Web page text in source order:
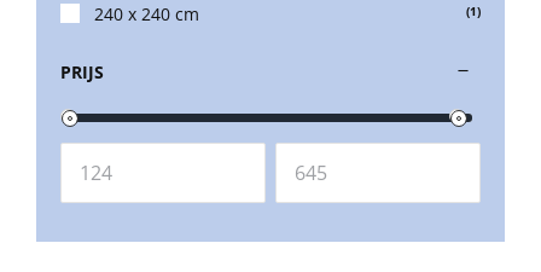
Parasolvoeten
Balkonklemmen
Beschermhoezen
240 x 240 cm (1)
PRIJS